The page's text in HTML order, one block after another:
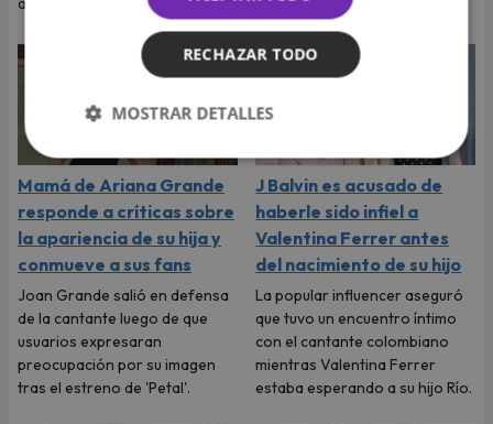
Mamá de Ariana Grande
responde a críticas sobre
la apariencia de su hija y
conmueve a sus fans
Joan Grande salió en defensa
de la cantante luego de que
usuarios expresaran
preocupación por su imagen
tras el estreno de 'Petal'.
J Balvin es acusado de
haberle sido infiel a
Valentina Ferrer antes
del nacimiento de su hijo
La popular influencer aseguró
que tuvo un encuentro íntimo
con el cantante colombiano
mientras Valentina Ferrer
estaba esperando a su hijo Río.
RECHAZAR TODO
MOSTRAR DETALLES